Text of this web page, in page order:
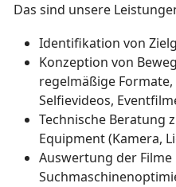
Das sind unsere
Identifikation von
Konzeption von
regelmäßige
Selfievideos,
Technische Beratung
Equipment (Kamera,
Auswertung der